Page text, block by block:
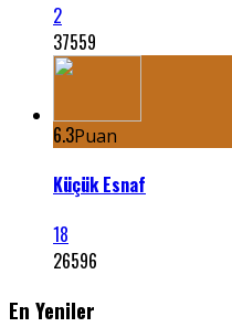
2
37559
6.3Puan
Küçük Esnaf
18
26596
En Yeniler